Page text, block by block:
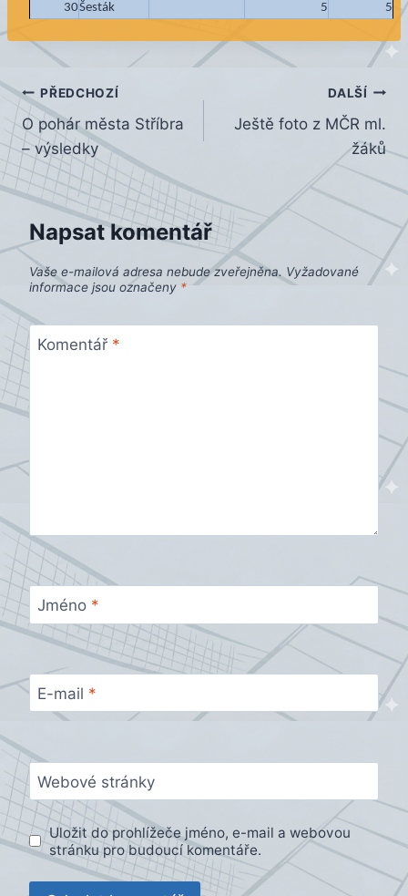
30Šesták 5 5
Navigace
pro
příspěvek
PŘEDCHOZÍ
O pohár města Stříbra
– výsledky
DALŠÍ
Ještě foto z MČR ml.
žáků
Napsat komentář
Vaše e-mailová adresa nebude zveřejněna. Vyžadované
informace jsou označeny *
Komentář *
Jméno *
E-mail *
Webové stránky
Uložit do prohlížeče jméno, e-mail a webovou
stránku pro budoucí komentáře.